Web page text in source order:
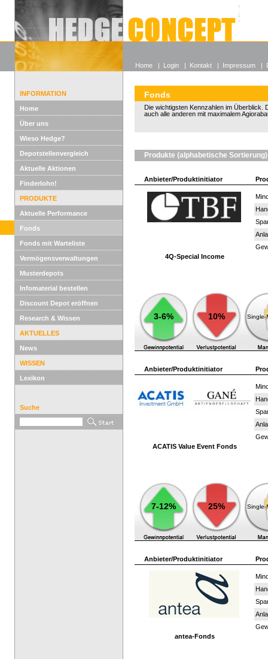
Alle
Wieso
INFORMATION
Home
Über uns
Wieso Hedge?
Depotstellenvergleich
Aktuelle Aktionen
Finderlohn!
PRODUKTE
Aktuelle Performance
Fonds
Fonds mit Warteliste
Vermögensverwaltungen
Musterdepots
Infomaterial bestellen
Discount Depot eröffnen
Research & Wissen
AKTUELLES
News
WISSEN
Lexikon
Suche
Fonds
Die wichtigsten Kennzahlen im Überblick.
auch alle anderen mit maximalem
Produkte (alphabetische Sortierung)
Anbieter/Produktinitiator
4Q-Special Income
3-6% 10% Single-
Anbieter/Produktinitiator
ACATIS Value Event Fonds
7-12% 25% Single-
Anbieter/Produktinitiator
antea-Fonds
Home | Login | Kontakt | Impressum |